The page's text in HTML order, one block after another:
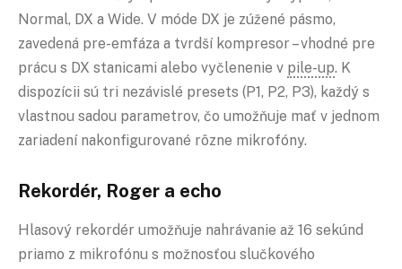
Normal, DX a Wide. V móde DX je zúžené pásmo,
zavedená pre-emfáza a tvrdší kompresor – vhodné pre
prácu s DX stanicami alebo vyčlenenie v pile-up. K
dispozícii sú tri nezávislé presets (P1, P2, P3), každý s
vlastnou sadou parametrov, čo umožňuje mať v jednom
zariadení nakonfigurované rôzne mikrofóny.
Rekordér, Roger a echo
Hlasový rekordér umožňuje nahrávanie až 16 sekúnd
priamo z mikrofónu s možnosťou slučkového